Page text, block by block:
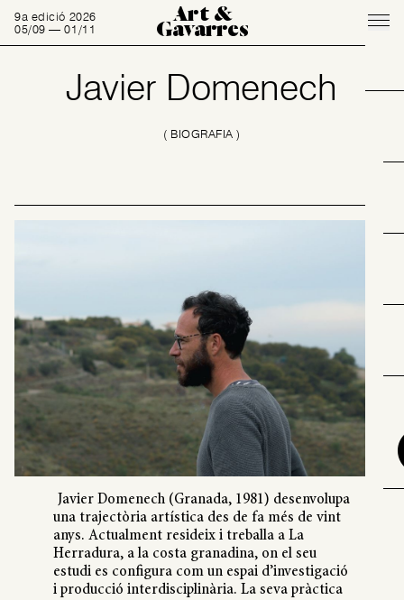
9a edició 2026
05/09 — 01/11
Art &
Gavarres
Javier Domenech
( BIOGRAFIA )
Javier Domenech (Granada, 1981) desenvolupa
una trajectòria artística des de fa més de vint
anys. Actualment resideix i treballa a La
Herradura, a la costa granadina, on el seu
estudi es configura com un espai d’investigació
i producció interdisciplinària. La seva pràctica